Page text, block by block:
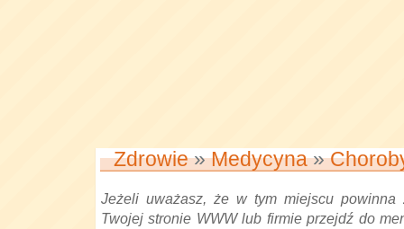
Zdrowie»Medycyna»
Jeżeli uważasz, że w tym miejscu powinna
Twojej stronie WWW lub firmie przejdź do